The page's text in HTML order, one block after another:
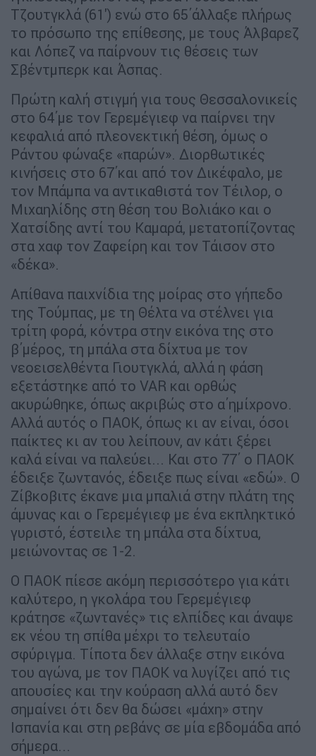
Τζουτγκλά (61') ενώ στο 65΄άλλαξε πλήρως
το πρόσωπο της επίθεσης, με τους Άλβαρεζ
και Λόπεζ να παίρνουν τις θέσεις των
Σβέντμπερκ και Άσπας.
Πρώτη καλή στιγμή για τους Θεσσαλονικείς
στο 64΄με τον Γερεμέγιεφ να παίρνει την
κεφαλιά από πλεονεκτική θέση, όμως ο
Ράντου φώναξε «παρών». Διορθωτικές
κινήσεις στο 67΄και από τον Δικέφαλο, με
τον Μπάμπα να αντικαθιστά τον Τέιλορ, ο
Μιχαηλίδης στη θέση του Βολιάκο και ο
Χατσίδης αντί του Καμαρά, μετατοπίζοντας
στα χαφ τον Ζαφείρη και τον Τάισον στο
«δέκα».
Απίθανα παιχνίδια της μοίρας στο γήπεδο
της Τούμπας, με τη Θέλτα να στέλνει για
τρίτη φορά, κόντρα στην εικόνα της στο
β΄μέρος, τη μπάλα στα δίχτυα με τον
νεοεισελθέντα Γιουτγκλά, αλλά η φάση
εξετάστηκε από το VAR και ορθώς
ακυρώθηκε, όπως ακριβώς στο α΄ημίχρονο.
Αλλά αυτός ο ΠΑΟΚ, όπως κι αν είναι, όσοι
παίκτες κι αν του λείπουν, αν κάτι ξέρει
καλά είναι να παλεύει... Και στο 77΄ ο ΠΑΟΚ
έδειξε ζωντανός, έδειξε πως είναι «εδώ». Ο
Ζίβκοβιτς έκανε μια μπαλιά στην πλάτη της
άμυνας και ο Γερεμέγιεφ με ένα εκπληκτικό
γυριστό, έστειλε τη μπάλα στα δίχτυα,
μειώνοντας σε 1-2.
Ο ΠΑΟΚ πίεσε ακόμη περισσότερο για κάτι
καλύτερο, η γκολάρα του Γερεμέγιεφ
κράτησε «ζωντανές» τις ελπίδες και άναψε
εκ νέου τη σπίθα μέχρι το τελευταίο
σφύριγμα. Τίποτα δεν άλλαξε στην εικόνα
του αγώνα, με τον ΠΑΟΚ να λυγίζει από τις
απουσίες και την κούραση αλλά αυτό δεν
σημαίνει ότι δεν θα δώσει «μάχη» στην
Ισπανία και στη ρεβάνς σε μία εβδομάδα από
σήμερα...